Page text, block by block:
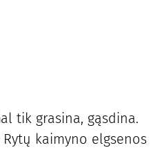
tik grasina, gąsdina.
kaimyno elgsenos